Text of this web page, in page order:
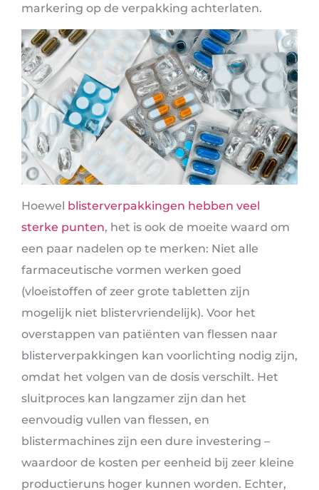
markering op de verpakking achterlaten.
Hoewel blisterverpakkingen hebben veel
sterke punten, het is ook de moeite waard om
een ​​paar nadelen op te merken: Niet alle
farmaceutische vormen werken goed
(vloeistoffen of zeer grote tabletten zijn
mogelijk niet blistervriendelijk). Voor het
overstappen van patiënten van flessen naar
blisterverpakkingen kan voorlichting nodig zijn,
omdat het volgen van de dosis verschilt. Het
sluitproces kan langzamer zijn dan het
eenvoudig vullen van flessen, en
blistermachines zijn een dure investering –
waardoor de kosten per eenheid bij zeer kleine
productieruns hoger kunnen worden. Echter,